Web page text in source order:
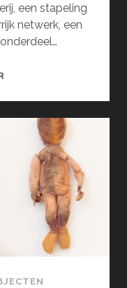
een stapeling
netwerk, een